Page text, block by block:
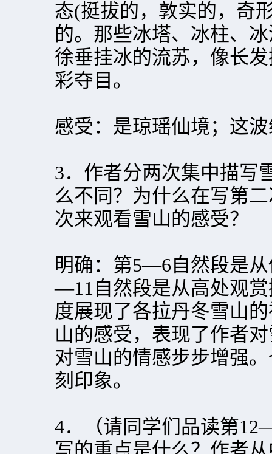
态(挺拔的，敦实的，奇
的。那些冰塔、冰柱、
徐垂挂冰的流苏，像长
彩夺目。
感受：是琼瑶仙境；这
3．作者分两次集中描写
么不同？为什么在写第
次来观看雪山的感受？
明确：第5—6自然段是
—11自然段是从高处观
度展现了各拉丹冬雪山
山的感受，表现了作者
对雪山的情感步步增强
刻印象。
4．（请同学们品读第